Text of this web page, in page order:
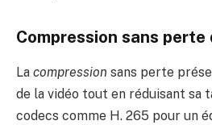
Compression sans perte
La compression sans perte
de la vidéo tout en réduisant sa
codecs comme H. 265 pour un